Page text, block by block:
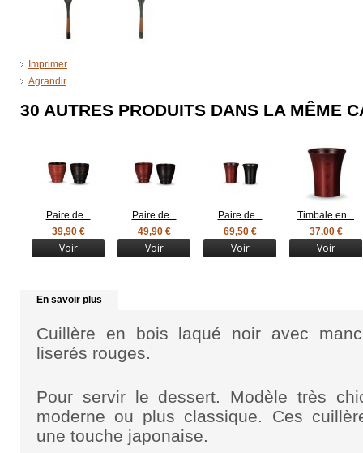
Imprimer
Agrandir
30 AUTRES PRODUITS DANS LA MÊME
Paire de...
39,90 €
Voir
Paire de...
49,90 €
Voir
Paire de...
69,50 €
Voir
Timbale en...
37,00 €
Voir
En savoir plus
Cuillère en bois laqué noir avec
liserés rouges.
Pour servir le dessert. Modèle très
moderne ou plus classique. Ces
une touche japonaise.